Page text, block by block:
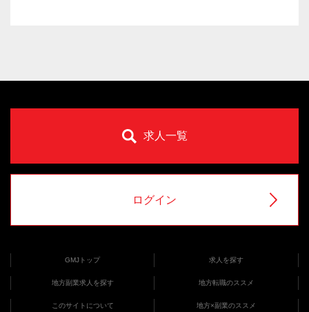
求人一覧
ログイン
GMJトップ 求人を探す
地方副業求人を探す 地方転職のススメ
このサイトについて 地方×副業のススメ